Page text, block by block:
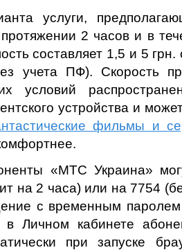
услуги,
2 часов и в
составляет 1,5 и 5
учета ПФ). Скорость
условий
устройства и
фильмы и
«МТС Украина»
на 2 часа) или на 7754
с временным
в Личном кабинете
при запуске